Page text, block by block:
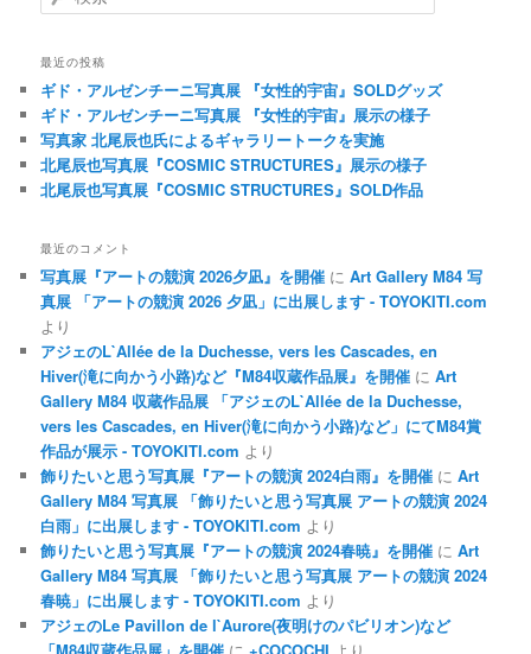
最近の投稿
ギド・アルゼンチーニ写真展 『女性的宇宙』SOLDグッズ
ギド・アルゼンチーニ写真展 『女性的宇宙』展示の様子
写真家 北尾辰也氏によるギャラリートークを実施
北尾辰也写真展『COSMIC STRUCTURES』展示の様子
北尾辰也写真展『COSMIC STRUCTURES』SOLD作品
最近のコメント
写真展『アートの競演 2026夕凪』を開催 にArt Gallery M84 写
真展 「アートの競演 2026 夕凪」に出展します - TOYOKITI.com
より
アジェのL`Allée de la Duchesse, vers les Cascades, en
Hiver(滝に向かう小路)など『M84収蔵作品展』を開催 にArt
Gallery M84 収蔵作品展 「アジェのL`Allée de la Duchesse,
vers les Cascades, en Hiver(滝に向かう小路)など」にてM84賞
作品が展示 - TOYOKITI.com より
飾りたいと思う写真展『アートの競演 2024白雨』を開催 にArt
Gallery M84 写真展 「飾りたいと思う写真展 アートの競演 2024
白雨」に出展します - TOYOKITI.com より
飾りたいと思う写真展『アートの競演 2024春暁』を開催 にArt
Gallery M84 写真展 「飾りたいと思う写真展 アートの競演 2024
春暁」に出展します - TOYOKITI.com より
アジェのLe Pavillon de l`Aurore(夜明けのパビリオン)など